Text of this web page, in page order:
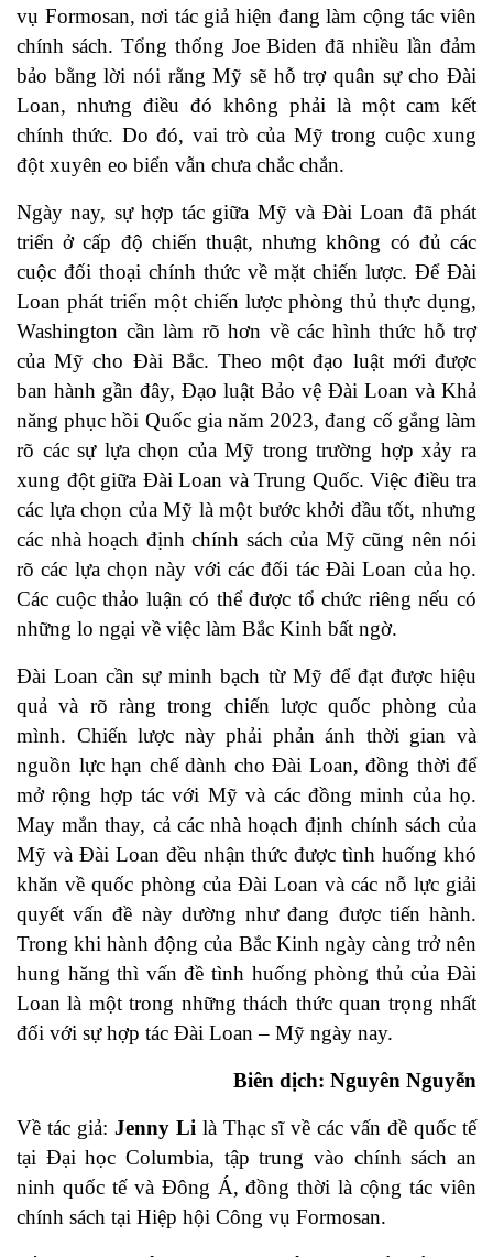
vụ Formosan, nơi tác giả hiện đang làm cộng tác viên
chính sách. Tổng thống Joe Biden đã nhiều lần đảm
bảo bằng lời nói rằng Mỹ sẽ hỗ trợ quân sự cho Đài
Loan, nhưng điều đó không phải là một cam kết
chính thức. Do đó, vai trò của Mỹ trong cuộc xung
đột xuyên eo biển vẫn chưa chắc chắn.
Ngày nay, sự hợp tác giữa Mỹ và Đài Loan đã phát
triển ở cấp độ chiến thuật, nhưng không có đủ các
cuộc đối thoại chính thức về mặt chiến lược. Để Đài
Loan phát triển một chiến lược phòng thủ thực dụng,
Washington cần làm rõ hơn về các hình thức hỗ trợ
của Mỹ cho Đài Bắc. Theo một đạo luật mới được
ban hành gần đây, Đạo luật Bảo vệ Đài Loan và Khả
năng phục hồi Quốc gia năm 2023, đang cố gắng làm
rõ các sự lựa chọn của Mỹ trong trường hợp xảy ra
xung đột giữa Đài Loan và Trung Quốc. Việc điều tra
các lựa chọn của Mỹ là một bước khởi đầu tốt, nhưng
các nhà hoạch định chính sách của Mỹ cũng nên nói
rõ các lựa chọn này với các đối tác Đài Loan của họ.
Các cuộc thảo luận có thể được tổ chức riêng nếu có
những lo ngại về việc làm Bắc Kinh bất ngờ.
Đài Loan cần sự minh bạch từ Mỹ để đạt được hiệu
quả và rõ ràng trong chiến lược quốc phòng của
mình. Chiến lược này phải phản ánh thời gian và
nguồn lực hạn chế dành cho Đài Loan, đồng thời để
mở rộng hợp tác với Mỹ và các đồng minh của họ.
May mắn thay, cả các nhà hoạch định chính sách của
Mỹ và Đài Loan đều nhận thức được tình huống khó
khăn về quốc phòng của Đài Loan và các nỗ lực giải
quyết vấn đề này dường như đang được tiến hành.
Trong khi hành động của Bắc Kinh ngày càng trở nên
hung hăng thì vấn đề tình huống phòng thủ của Đài
Loan là một trong những thách thức quan trọng nhất
đối với sự hợp tác Đài Loan – Mỹ ngày nay.
Biên dịch: Nguyên Nguyễn
Về tác giả: Jenny Li là Thạc sĩ về các vấn đề quốc tế
tại Đại học Columbia, tập trung vào chính sách an
ninh quốc tế và Đông Á, đồng thời là cộng tác viên
chính sách tại Hiệp hội Công vụ Formosan.